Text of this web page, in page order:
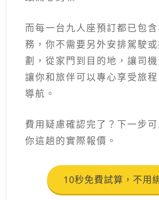
而每一台九人座預訂都已包
務，你不需要另外安排駕駛
劃，從家門到目的地，讓司機
讓你和旅伴可以專心享受旅
導航。
費用疑慮確認完了？下一步
你這趟的實際報價。
10秒免費試算，不用